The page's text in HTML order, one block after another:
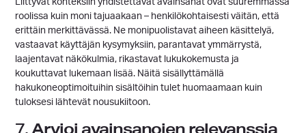
roolissa kuin moni tajuaakaan – henkilökohtaisesti väitän, että
erittäin merkittävässä. Ne monipuolistavat aiheen käsittelyä,
vastaavat käyttäjän kysymyksiin, parantavat ymmärrystä,
laajentavat näkökulmia, rikastavat lukukokemusta ja
koukuttavat lukemaan lisää. Näitä sisällyttämällä
hakukoneoptimoituihin sisältöihin tulet huomaamaan kuin
tuloksesi lähtevät nousukiitoon.
7. Arvioi avainsanojen relevanssia